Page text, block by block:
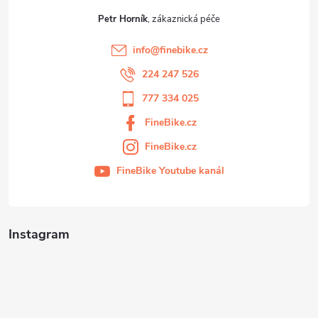
Instagram
Petr Horník
info@finebike.cz
224 247 526
777 334 025
FineBike.cz
FineBike.cz
FineBike Youtube kanál